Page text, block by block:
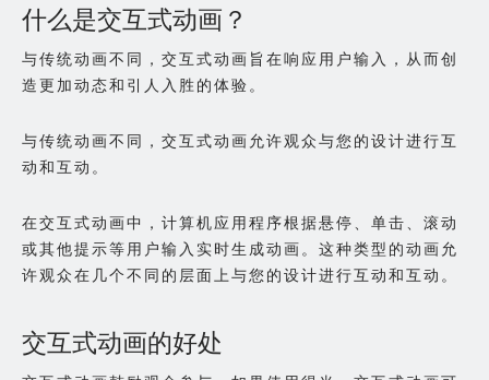
什么是交互式动画？
与传统动画不同，交互式动画旨在响应用户输入，从而创
造更加动态和引人入胜的体验。
与传统动画不同，交互式动画允许观众与您的设计进行互
动和互动。
在交互式动画中，计算机应用程序根据悬停、单击、滚动
或其他提示等用户输入实时生成动画。这种类型的动画允
许观众在几个不同的层面上与您的设计进行互动和互动。
交互式动画的好处